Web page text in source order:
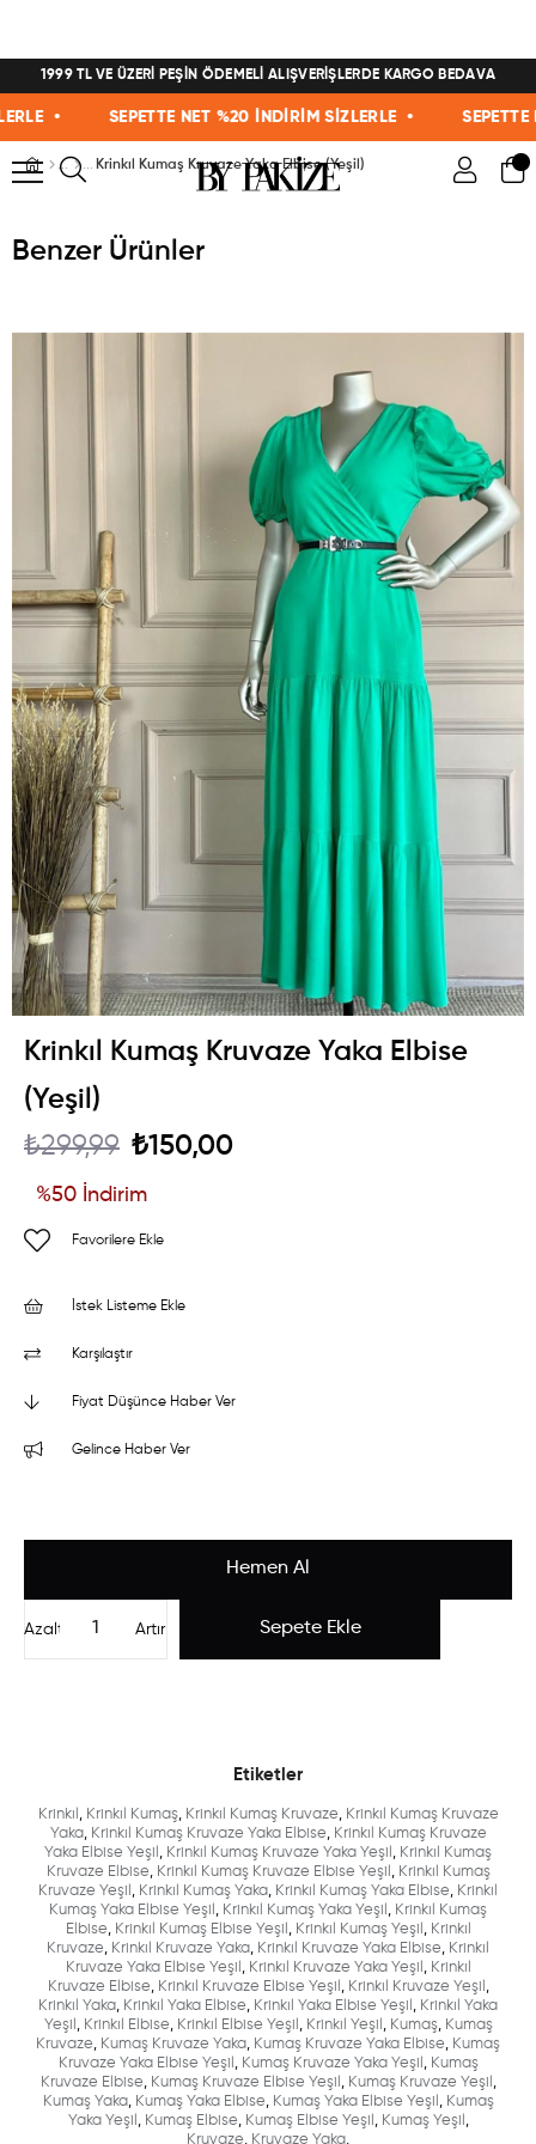
1999 TL VE ÜZERİ PEŞİN ÖDEMELİ ALIŞVERİŞLERDE KARGO BEDAVA
• SEPETTE NET %20 İNDİRİM SİZLERLE • SEPETTE
Krinkıl Kumaş Kruvaze Yaka Elbise (Yeşil)
Benzer Ürünler
Krinkıl Kumaş Kruvaze Yaka Elbise
(Yeşil)
₺299,99 ₺150,00
%50 İndirim
Favorilere Ekle
İstek Listeme Ekle
Karşılaştır
Fiyat Düşünce Haber Ver
Gelince Haber Ver
Artır
Azalt
Etiketler
Krinkıl , Krinkıl Kumaş, Krinkıl Kumaş Kruvaze, Krinkıl Kumaş Kruvaze
Yaka, Krinkıl Kumaş Kruvaze Yaka Elbise, Krinkıl Kumaş Kruvaze
Yaka Elbise Yeşil , Krinkıl Kumaş Kruvaze Yaka Yeşil , Krinkıl Kumaş
Kruvaze Elbise, Krinkıl Kumaş Kruvaze Elbise Yeşil , Krinkıl Kumaş
Kruvaze Yeşil , Krinkıl Kumaş Yaka, Krinkıl Kumaş Yaka Elbise, Krinkıl
Kumaş Yaka Elbise Yeşil , Krinkıl Kumaş Yaka Yeşil , Krinkıl Kumaş
Elbise, Krinkıl Kumaş Elbise Yeşil , Krinkıl Kumaş Yeşil , Krinkıl
Kruvaze, Krinkıl Kruvaze Yaka, Krinkıl Kruvaze Yaka Elbise, Krinkıl
Kruvaze Yaka Elbise Yeşil , Krinkıl Kruvaze Yaka Yeşil , Krinkıl
Kruvaze Elbise, Krinkıl Kruvaze Elbise Yeşil , Krinkıl Kruvaze Yeşil ,
Krinkıl Yaka, Krinkıl Yaka Elbise, Krinkıl Yaka Elbise Yeşil , Krinkıl Yaka
Yeşil , Krinkıl Elbise, Krinkıl Elbise Yeşil , Krinkıl Yeşil , Kumaş, Kumaş
Kruvaze, Kumaş Kruvaze Yaka, Kumaş Kruvaze Yaka Elbise, Kumaş
Kruvaze Yaka Elbise Yeşil , Kumaş Kruvaze Yaka Yeşil , Kumaş
Kruvaze Elbise, Kumaş Kruvaze Elbise Yeşil , Kumaş Kruvaze Yeşil ,
Kumaş Yaka, Kumaş Yaka Elbise, Kumaş Yaka Elbise Yeşil , Kumaş
Yaka Yeşil , Kumaş Elbise, Kumaş Elbise Yeşil , Kumaş Yeşil ,
Kruvaze, Kruvaze Yaka,